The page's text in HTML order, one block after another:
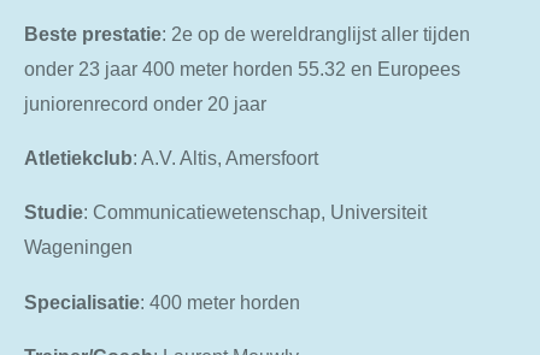
Beste prestatie: 2e op de wereldranglijst aller tijden
onder 23 jaar 400 meter horden 55.32 en Europees
juniorenrecord onder 20 jaar
Atletiekclub: A.V. Altis, Amersfoort
Studie: Communicatiewetenschap, Universiteit
Wageningen
Specialisatie: 400 meter horden